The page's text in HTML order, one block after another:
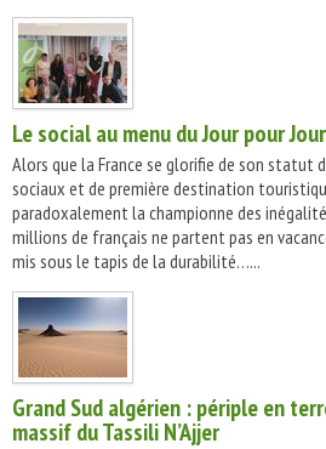
Le social au menu du Jour pour
Alors que la France se glorifie de son statut
sociaux et de première destination
paradoxalement la championne des
millions de français ne partent pas en
mis sous le tapis de la durabilité…...
Grand Sud algérien : périple en
massif du Tassili N’Ajjer